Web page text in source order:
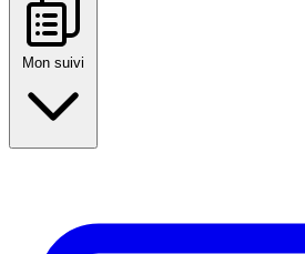
Mon suivi